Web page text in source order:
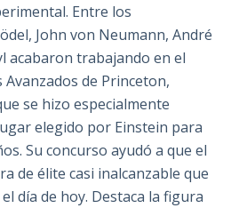
Entre los
John von Neumann, André
acabaron trabajando en el
de Princeton,
se hizo especialmente
elegido por Einstein para
Su concurso ayudó a que el
de élite casi inalcanzable que
día de hoy. Destaca la figura